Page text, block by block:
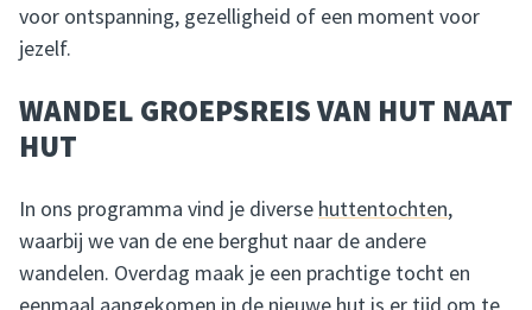
voor ontspanning, gezelligheid of een moment voor
jezelf.
WANDEL GROEPSREIS VAN HUT NAAT
HUT
In ons programma vind je diverse huttentochten,
waarbij we van de ene berghut naar de andere
wandelen. Overdag maak je een prachtige tocht en